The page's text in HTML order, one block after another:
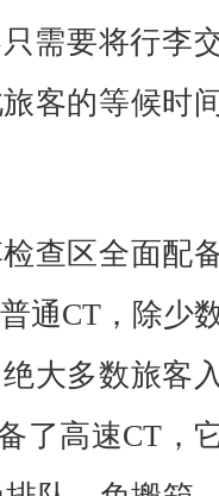
需要将行李
客的等候时
查区全面配
通CT，除少
大多数旅客
了高速CT，